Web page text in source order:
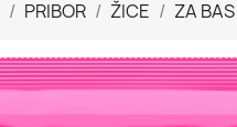
PRIBOR ŽICE ZA